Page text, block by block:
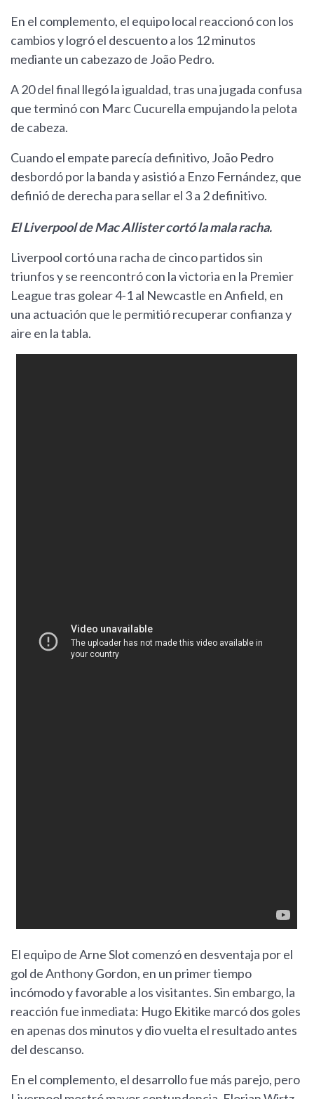
En el complemento, el equipo local reaccionó con los
cambios y logró el descuento a los 12 minutos
mediante un cabezazo de João Pedro.
A 20 del final llegó la igualdad, tras una jugada confusa
que terminó con Marc Cucurella empujando la pelota
de cabeza.
Cuando el empate parecía definitivo, João Pedro
desbordó por la banda y asistió a Enzo Fernández, que
definió de derecha para sellar el 3 a 2 definitivo.
El Liverpool de Mac Allister cortó la mala racha.
Liverpool cortó una racha de cinco partidos sin
triunfos y se reencontró con la victoria en la Premier
League tras golear 4-1 al Newcastle en Anfield, en
una actuación que le permitió recuperar confianza y
aire en la tabla.
El equipo de Arne Slot comenzó en desventaja por el
gol de Anthony Gordon, en un primer tiempo
incómodo y favorable a los visitantes. Sin embargo, la
reacción fue inmediata: Hugo Ekitike marcó dos goles
en apenas dos minutos y dio vuelta el resultado antes
del descanso.
En el complemento, el desarrollo fue más parejo, pero